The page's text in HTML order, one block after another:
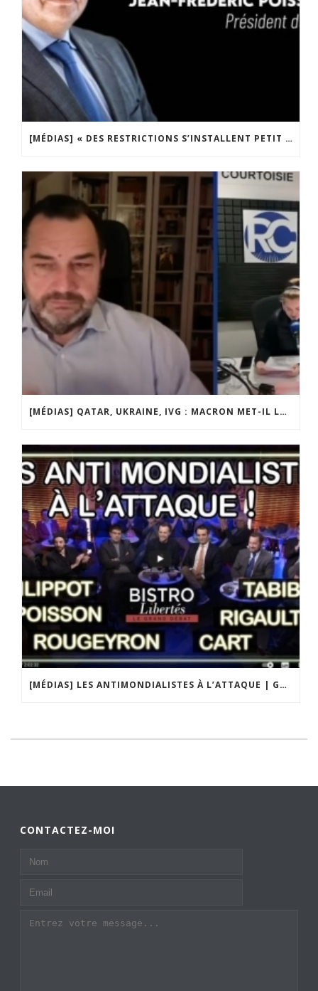
[MÉDIAS] « DES RESTRICTIONS S’INSTALLENT PETIT À PETIT DANS NOTRE PAYS » ENTRETIEN AVEC BOULEVARD VOLTAIRE
[MÉDIAS] QATAR, UKRAINE, IVG : MACRON MET-IL LA FRANCE EN DANGER ? JF POISSON INVITÉ DE LIGNE DROITE SUR RADIO COURTOISIE
[MÉDIAS] LES ANTIMONDIALISTES À L’ATTAQUE | GRAND DÉBAT DE BRISTO LIBERTÉS
CONTACTEZ-MOI